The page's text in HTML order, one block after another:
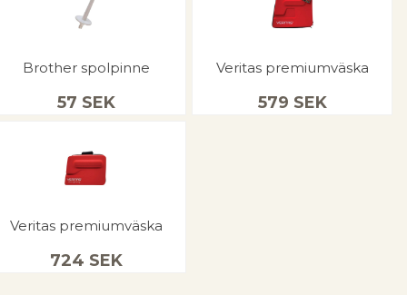
Brother spolpinne
57 SEK
Veritas premiumväska
579 SEK
Veritas premiumväska
724 SEK